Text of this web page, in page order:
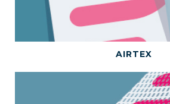
BEKIJK DIT PRODUCT
AIRTEX